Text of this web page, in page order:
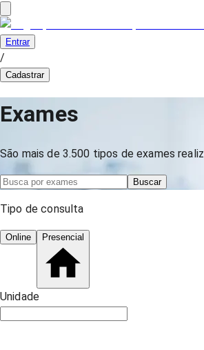
Entrar
/
Cadastrar
Exames
São mais de 3.500 tipos de exames
Buscar
Tipo de consulta
Online Presencial
Unidade